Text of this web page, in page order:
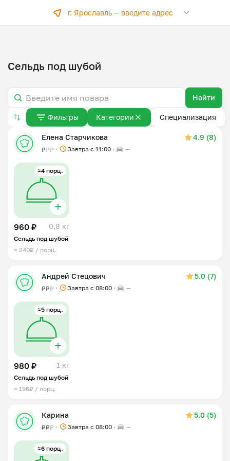
г. Ярославль —введите адрес
Сельдь под шубой
Найти
Фильтры Категории Специализация
Елена Старчикова 4.9 (8)
₽₽₽ Завтра c 11:00 —
≈4 порц.
960 ₽ 0,8 кг
Сельдь под шубой
≈ 240₽ / порц.
Андрей Стецович 5.0 (7)
₽₽₽ Завтра c 08:00 —
≈5 порц.
980 ₽ 1 кг
Сельдь под шубой
≈ 196₽ / порц.
Карина 5.0 (5)
₽₽₽ Завтра c 08:00 —
≈6 порц.